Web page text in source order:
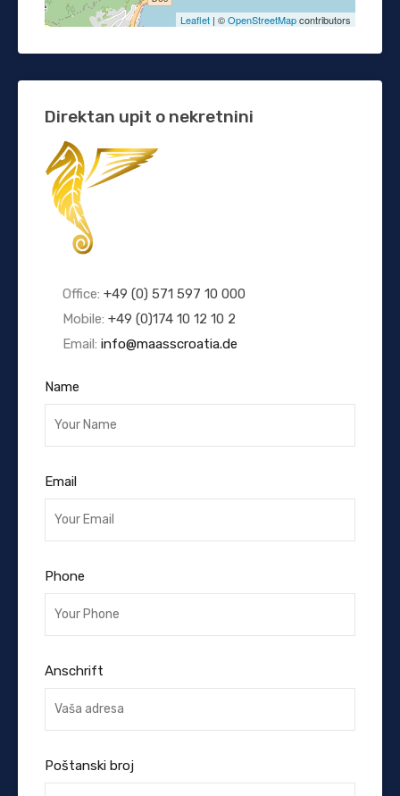
Leaflet | ©OpenStreetMapcontributors
Direktan upit o nekretnini
Office: +49 (0) 571 597 10 000
Mobile: +49 (0)174 10 12 10 2
Email: info@maasscroatia.de
Name
Email
Phone
Anschrift
Poštanski broj